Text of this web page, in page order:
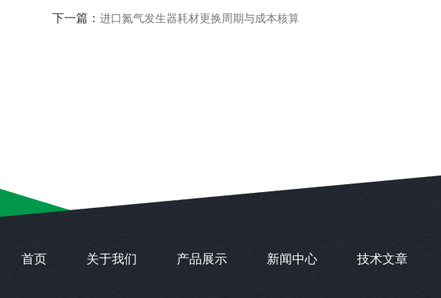
下一篇： 进口氮气发生器耗材更换周期与成本核算
首页 关于我们 产品展示 新闻中心 技术文章